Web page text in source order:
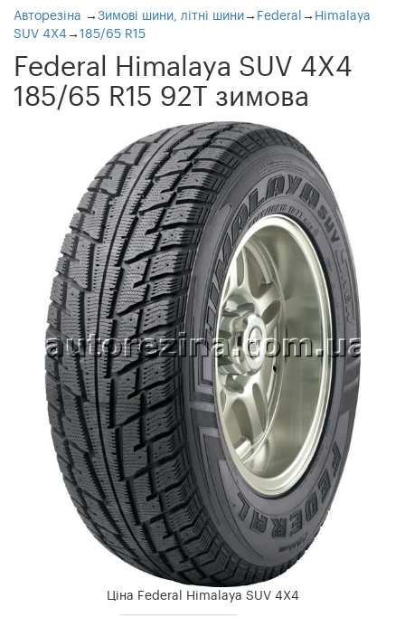
Авторезіна → Зимові шини, літні шини→ Federal → Himalaya
SUV 4X4→ 185/65 R15
Federal Himalaya SUV 4X4
185/65 R15 92T зимова
Ціна Federal Himalaya SUV 4X4